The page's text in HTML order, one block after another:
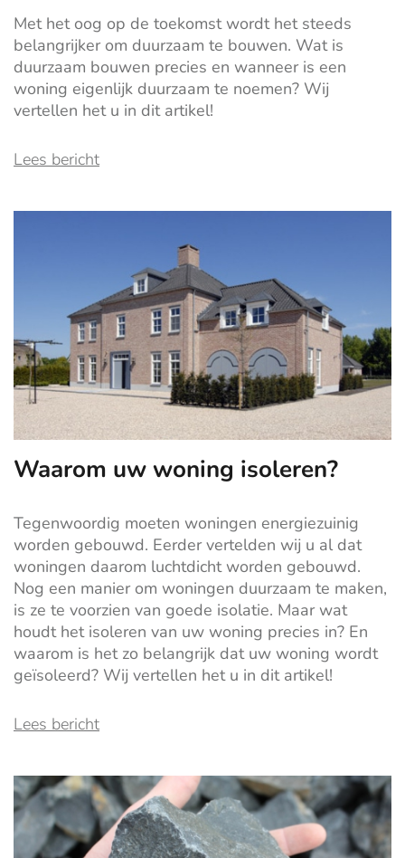
Met het oog op de toekomst wordt het steeds
belangrijker om duurzaam te bouwen. Wat is
duurzaam bouwen precies en wanneer is een
woning eigenlijk duurzaam te noemen? Wij
vertellen het u in dit artikel!
Lees bericht
Waarom uw woning isoleren?
Tegenwoordig moeten woningen energiezuinig
worden gebouwd. Eerder vertelden wij u al dat
woningen daarom luchtdicht worden gebouwd.
Nog een manier om woningen duurzaam te maken,
is ze te voorzien van goede isolatie. Maar wat
houdt het isoleren van uw woning precies in? En
waarom is het zo belangrijk dat uw woning wordt
geïsoleerd? Wij vertellen het u in dit artikel!
Lees bericht